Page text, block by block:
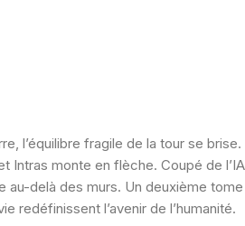
l’équilibre fragile de la tour se brise.
Intras monte en flèche. Coupé de l’IA
au-delà des murs. Un deuxième tome
redéfinissent l’avenir de l’humanité.